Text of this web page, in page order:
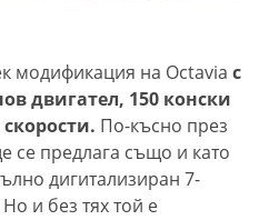
модификация на Octavia с
двигател, 150 конски
По-късно през
се предлага също и като
дигитализиран 7-
и без тях той е